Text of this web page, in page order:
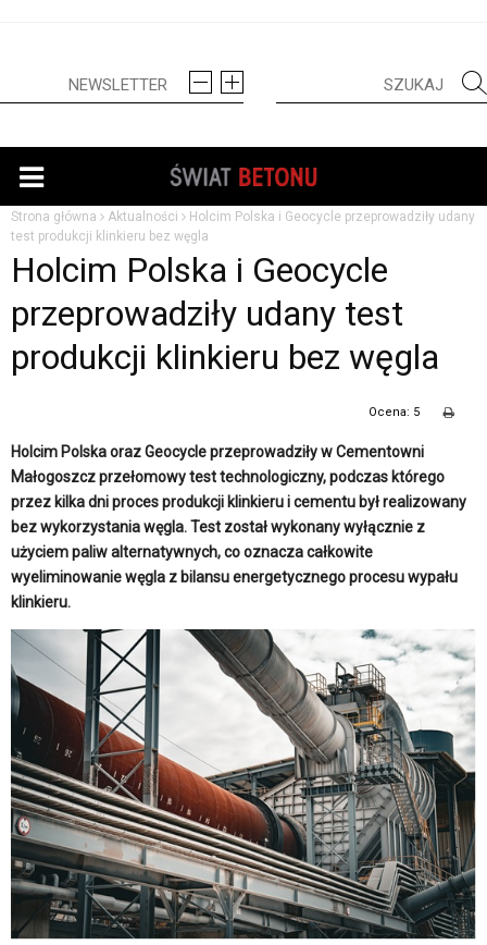
Strona główna Aktualności
Holcim Polska i Geocycle przeprowadziły udany
test produkcji klinkieru bez węgla
Holcim Polska i Geocycle
przeprowadziły udany test
produkcji klinkieru bez węgla
Ocena: 5
Holcim Polska oraz Geocycle przeprowadziły w Cementowni
Małogoszcz przełomowy test technologiczny, podczas którego
przez kilka dni proces produkcji klinkieru i cementu był realizowany
bez wykorzystania węgla. Test został wykonany wyłącznie z
użyciem paliw alternatywnych, co oznacza całkowite
wyeliminowanie węgla z bilansu energetycznego procesu wypału
klinkieru.